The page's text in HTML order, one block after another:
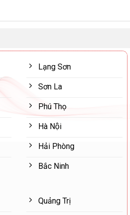
Lạng Sơn
Sơn La
Phú Thọ
Hà Nội
Hải Phòng
Bắc Ninh
Quảng Trị